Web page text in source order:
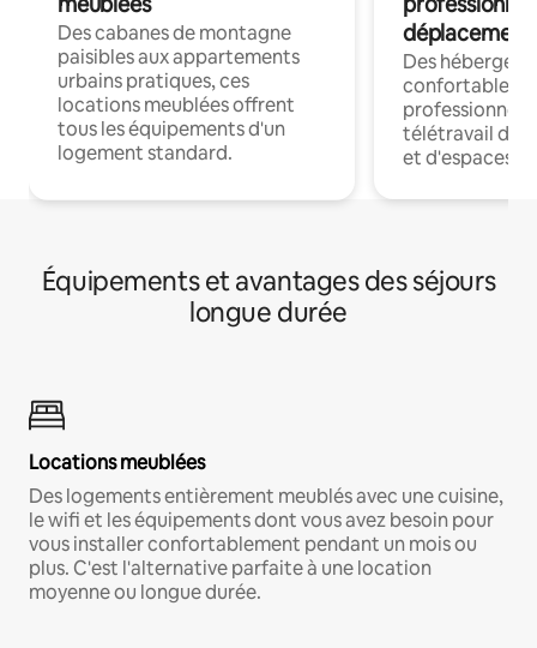
Des cabanes de montagne
paisibles aux appartements
urbains pratiques, ces
locations meublées offrent
tous les équipements d'un
logement standard.
déplacement
Des
confortables
professionnels
télétravail
et d'espaces
Équipements et avantages des séjours
longue durée
Locations meublées
Des logements entièrement meublés avec une cuisine,
le wifi et les équipements dont vous avez besoin pour
vous installer confortablement pendant un mois ou
plus. C'est l'alternative parfaite à une location
moyenne ou longue durée.